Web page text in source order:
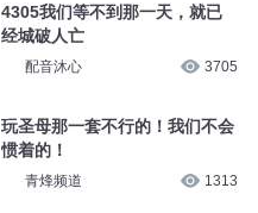
4305我们等不到那一天，就已
经城破人亡
配音沐心 3705
玩圣母那一套不行的！我们不会
惯着的！
青烽频道 1313